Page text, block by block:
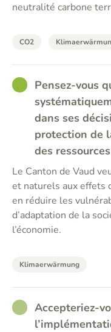
neutralité carbone
CO2
GOODPensez-vous
dans ses
protection de
des
Le Canton de Vaud
et naturels aux effets
en réduire les
d’adaptation de la
l’économie.
Klimaerwärmung
RATHER_GOOD
Accepteriez-